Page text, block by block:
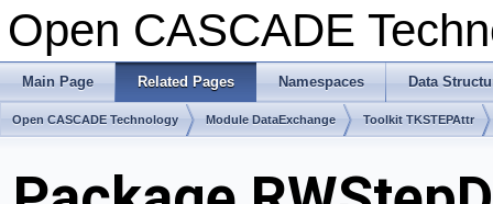
Open CASCADE
Main Page Related Pages Namespaces Data
Open CASCADE Technology Module DataExchange Toolkit TKSTEPAttr